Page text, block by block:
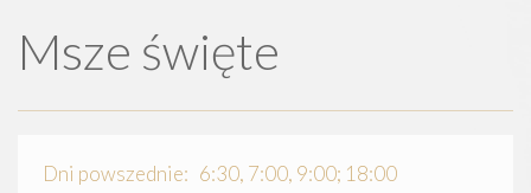
Msze święte
Dni powszednie: 6:30, 7:00, 9:00; 18:00